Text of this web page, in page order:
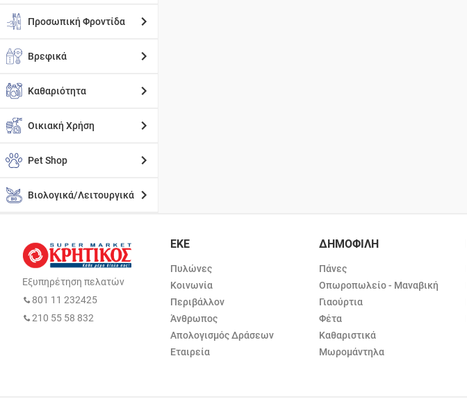
Προσωπική Φροντίδα
Βρεφικά
Καθαριότητα
Οικιακή Χρήση
Pet Shop
Βιολογικά/Λειτουργικά
Εξυπηρέτηση πελατών
801 11 232425
210 55 58 832
ΕΚΕ
Πυλώνες
Κοινωνία
Περιβάλλον
Άνθρωπος
Απολογισμός Δράσεων
Εταιρεία
ΔΗΜΟΦΙΛΗ
Πάνες
Οπωροπωλείο - Μαναβική
Γιαούρτια
Φέτα
Καθαριστικά
Μωρομάντηλα